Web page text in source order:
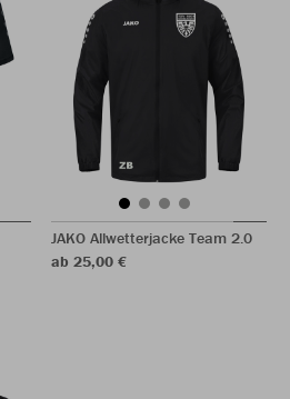
JAKO Allwetterjacke Team 2.0
ab 25,00 €